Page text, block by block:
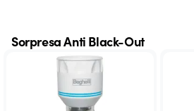
Sorpresa Anti Black-Out